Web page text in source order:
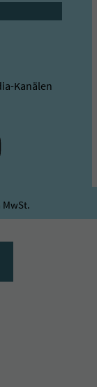
Kanälen
MwSt.